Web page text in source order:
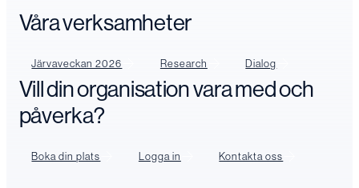
Våra verksamheter
Järvaveckan 2026 Research Dialog
Vill din organisation vara med och
påverka?
Boka din plats Logga in Kontakta oss